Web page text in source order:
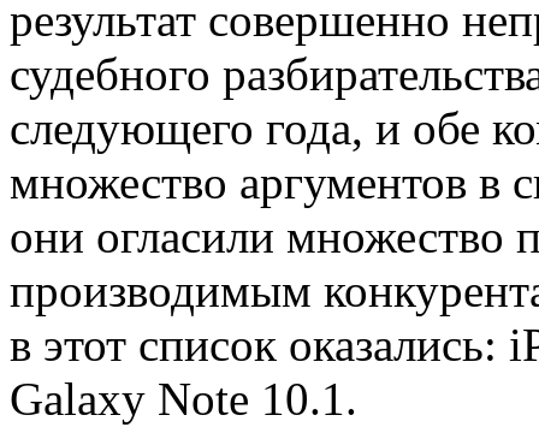
результат совершенно
судебного
следующего года, и обе
множество аргументов в
они огласили множество
производимым
в этот список оказались:
Galaxy Note 10.1.